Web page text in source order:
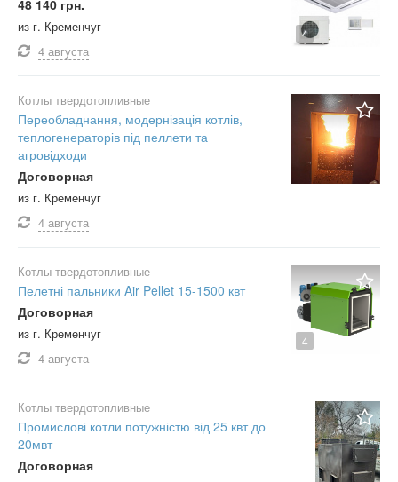
4
48 140 грн.
из г. Кременчуг
4 августа
Котлы твердотопливные
Переобладнання, модернізація котлів,
теплогенераторів під пеллети та
агровідходи
Договорная
из г. Кременчуг
4 августа
4
Котлы твердотопливные
Пелетні пальники Air Pellet 15-1500 квт
Договорная
из г. Кременчуг
4 августа
Котлы твердотопливные
Промислові котли потужністю від 25 квт до
20мвт
Договорная